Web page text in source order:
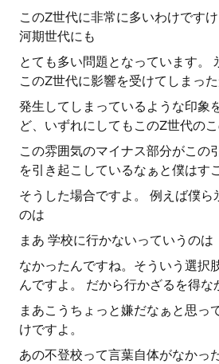
このZ世代に非常に多いわけです
河期世代にも
とても多い問題となっています。
このZ世代に影響を受けてしまっ
発生してしまっているような印象
ど、いずれにしてもこのZ世代の
この雰囲気のマイナス部分がこの
を引き起こしているなぁと僕はす
そうした場合ですよ。 例えば僕ら
のは
まあ 学校に行かないっていうのは
なかったんですね。そういう選択
んですよ。 だから行かざるを得な
まあこうちょっと嫌だなぁと思っ
けですよ。
あの不登校って言葉自体がなかっ